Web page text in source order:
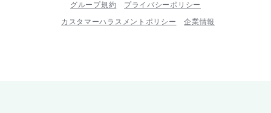
グループ規約
プライバシーポリシー
カスタマーハラスメントポリシー
企業情報